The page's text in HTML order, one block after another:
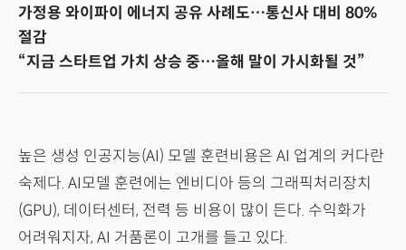
가정용 와이파이 에너지 공유 사례도…통신사 대비 80%
절감
“지금 스타트업 가치 상승 중…올해 말이 가시화될 것”
높은 생성 인공지능(AI) 모델 훈련비용은 AI 업계의 커다란
숙제다. AI모델 훈련에는 엔비디아 등의 그래픽처리장치
(GPU), 데이터센터, 전력 등 비용이 많이 든다. 수익화가
어려워지자, AI 거품론이 고개를 들고 있다.